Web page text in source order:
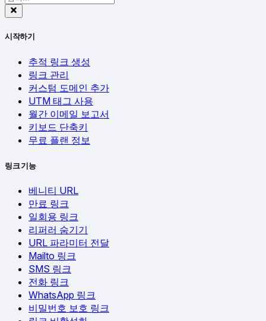
시작하기
추적 링크 생성
링크 관리
커스텀 도메인 추가
UTM 태그 사용
월간 이메일 보고서
키보드 단축키
무료 플랜 정보
링크 기능
베니티 URL
만료 링크
일회용 링크
리퍼러 숨기기
URL 파라미터 전달
Mailto 링크
SMS 링크
전화 링크
WhatsApp 링크
비밀번호 보호 링크